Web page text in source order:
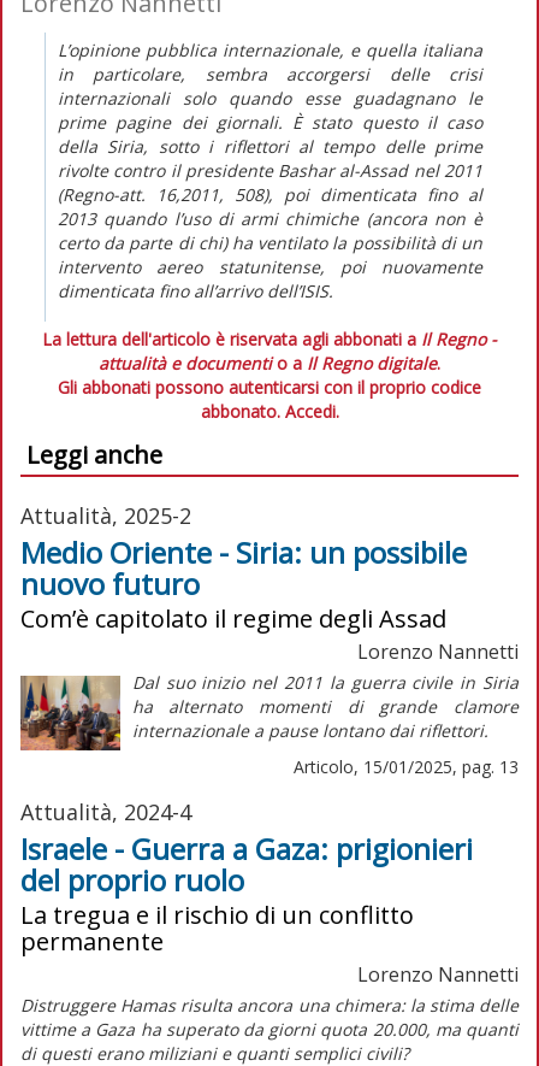
L’opinione pubblica internazionale, e quella italiana
in particolare, sembra accorgersi delle crisi
internazionali solo quando esse guadagnano le
prime pagine dei giornali. È stato questo il caso
della Siria, sotto i riflettori al tempo delle prime
rivolte contro il presidente Bashar al-Assad nel 2011
(Regno-att. 16,2011, 508), poi dimenticata fino al
2013 quando l’uso di armi chimiche (ancora non è
certo da parte di chi) ha ventilato la possibilità di un
intervento aereo statunitense, poi nuovamente
dimenticata fino all’arrivo dell’ISIS.
La lettura dell'articolo è riservata agli abbonati a Il Regno -
attualità e documentio a Il Regno digitale.
Gli abbonati possono autenticarsi con il proprio codice
abbonato. Accedi.
Leggi anche
Attualità, 2025-2
Medio Oriente - Siria: un possibile
nuovo futuro
Com’è capitolato il regime degli Assad
Lorenzo Nannetti
Dal suo inizio nel 2011 la guerra civile in Siria
ha alternato momenti di grande clamore
internazionale a pause lontano dai riflettori.
Articolo, 15/01/2025, pag. 13
Attualità, 2024-4
Israele - Guerra a Gaza: prigionieri
del proprio ruolo
La tregua e il rischio di un conflitto
permanente
Lorenzo Nannetti
Distruggere Hamas risulta ancora una chimera: la stima delle
vittime a Gaza ha superato da giorni quota 20.000, ma quanti
di questi erano miliziani e quanti semplici civili?